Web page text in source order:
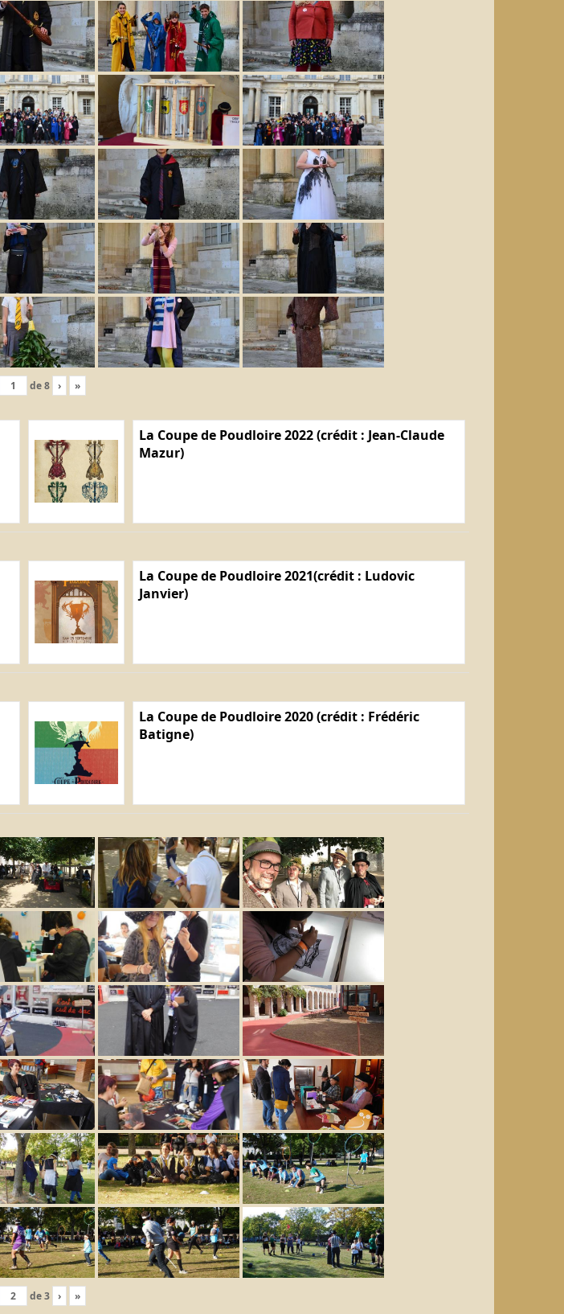
de8 › »
La Coupe de Poudloire 2022 (crédit : Jean-Claude
Mazur)
La Coupe de Poudloire 2021(crédit : Ludovic
Janvier)
La Coupe de Poudloire 2020 (crédit : Frédéric
Batigne)
de3 › »